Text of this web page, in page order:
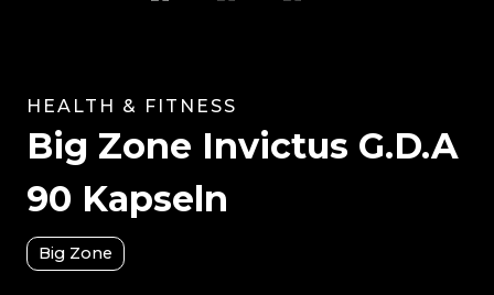
HEALTH & FITNESS
Big Zone Invictus G.D.A
90 Kapseln
Big Zone